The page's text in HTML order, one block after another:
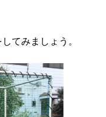
てみましょう。